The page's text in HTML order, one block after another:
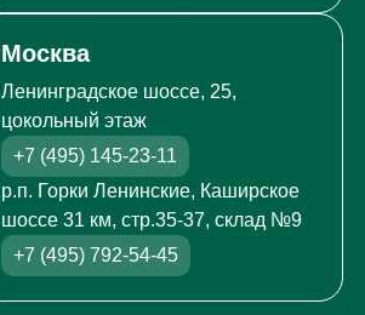
Москва
Ленинградское шоссе, 25,
цокольный этаж
+7 (495) 145-23-11
р.п. Горки Ленинские, Каширское
шоссе 31 км, стр.35-37, склад №9
+7 (495) 792-54-45